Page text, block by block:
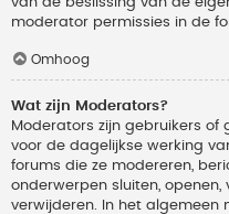
moderator permissies in de
Omhoog
Wat zijn Moderators?
Moderators zijn gebruikers
voor de dagelijkse werking
forums die ze modereren,
onderwerpen sluiten,
verwijderen. In het algemeen